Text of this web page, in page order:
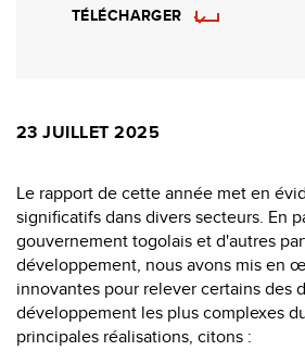
TÉLÉCHARGER
23 JUILLET 2025
Le rapport de cette année met en
significatifs dans divers secteurs. En
gouvernement togolais et d'autres
développement, nous avons mis en
innovantes pour relever certains des
développement les plus complexes
principales réalisations, citons :